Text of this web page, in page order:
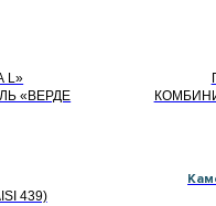
L»
«ВЕРДЕ
439)